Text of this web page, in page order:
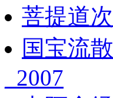
菩提道
国宝流
_2007